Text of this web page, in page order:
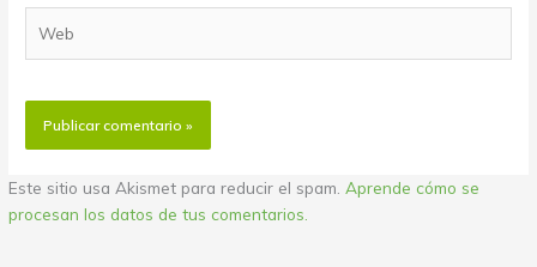
Este sitio usa Akismet para reducir el spam. Aprende cómo se
procesan los datos de tus comentarios.